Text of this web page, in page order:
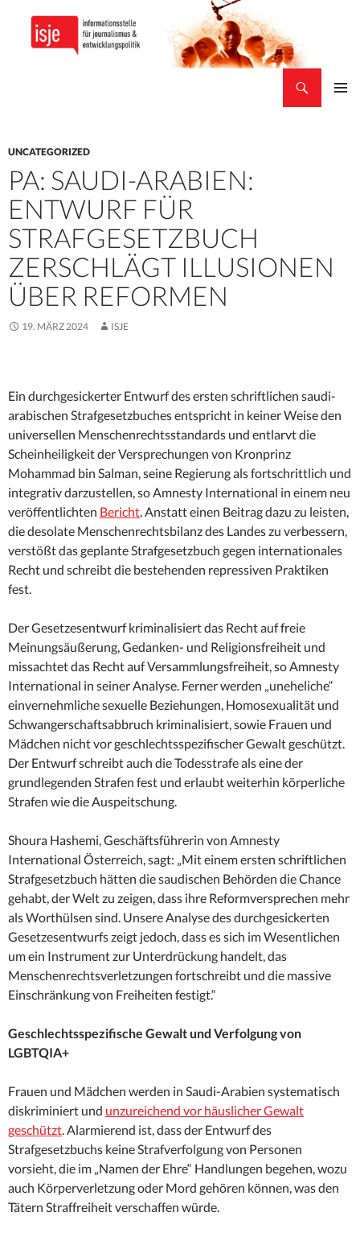
UNCATEGORIZED
PA: SAUDI-ARABIEN:
ENTWURF FÜR
STRAFGESETZBUCH
ZERSCHLÄGT ILLUSIONEN
ÜBER REFORMEN
19. MÄRZ 2024 ISJE
Ein durchgesickerter Entwurf des ersten schriftlichen saudi-
arabischen Strafgesetzbuches entspricht in keiner Weise den
universellen Menschenrechtsstandards und entlarvt die
Scheinheiligkeit der Versprechungen von Kronprinz
Mohammad bin Salman, seine Regierung als fortschrittlich und
integrativ darzustellen, so Amnesty International in einem neu
veröffentlichten Bericht. Anstatt einen Beitrag dazu zu leisten,
die desolate Menschenrechtsbilanz des Landes zu verbessern,
verstößt das geplante Strafgesetzbuch gegen internationales
Recht und schreibt die bestehenden repressiven Praktiken
fest.
Der Gesetzesentwurf kriminalisiert das Recht auf freie
Meinungsäußerung, Gedanken- und Religionsfreiheit und
missachtet das Recht auf Versammlungsfreiheit, so Amnesty
International in seiner Analyse. Ferner werden „uneheliche“
einvernehmliche sexuelle Beziehungen, Homosexualität und
Schwangerschaftsabbruch kriminalisiert, sowie Frauen und
Mädchen nicht vor geschlechtsspezifischer Gewalt geschützt.
Der Entwurf schreibt auch die Todesstrafe als eine der
grundlegenden Strafen fest und erlaubt weiterhin körperliche
Strafen wie die Auspeitschung.
Shoura Hashemi, Geschäftsführerin von Amnesty
International Österreich, sagt: „Mit einem ersten schriftlichen
Strafgesetzbuch hätten die saudischen Behörden die Chance
gehabt, der Welt zu zeigen, dass ihre Reformversprechen mehr
als Worthülsen sind. Unsere Analyse des durchgesickerten
Gesetzesentwurfs zeigt jedoch, dass es sich im Wesentlichen
um ein Instrument zur Unterdrückung handelt, das
Menschenrechtsverletzungen fortschreibt und die massive
Einschränkung von Freiheiten festigt.“
Geschlechtsspezifische Gewalt und Verfolgung von
LGBTQIA+
Frauen und Mädchen werden in Saudi-Arabien systematisch
diskriminiert und unzureichend vor häuslicher Gewalt
geschützt. Alarmierend ist, dass der Entwurf des
Strafgesetzbuchs keine Strafverfolgung von Personen
vorsieht, die im „Namen der Ehre“ Handlungen begehen, wozu
auch Körperverletzung oder Mord gehören können, was den
Tätern Straffreiheit verschaffen würde.